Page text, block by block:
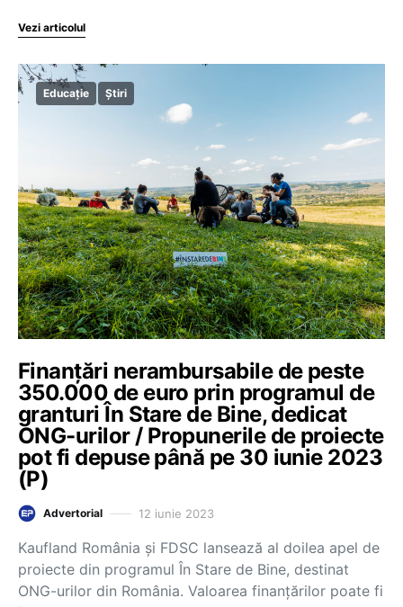
Vezi articolul
Educație Știri
Finanțări nerambursabile de peste
350.000 de euro prin programul de
granturi În Stare de Bine, dedicat
ONG-urilor / Propunerile de proiecte
pot fi depuse până pe 30 iunie 2023
(P)
Advertorial 12 iunie 2023
Kaufland România și FDSC lansează al doilea apel de
proiecte din programul În Stare de Bine, destinat
ONG-urilor din România. Valoarea finanțărilor poate fi